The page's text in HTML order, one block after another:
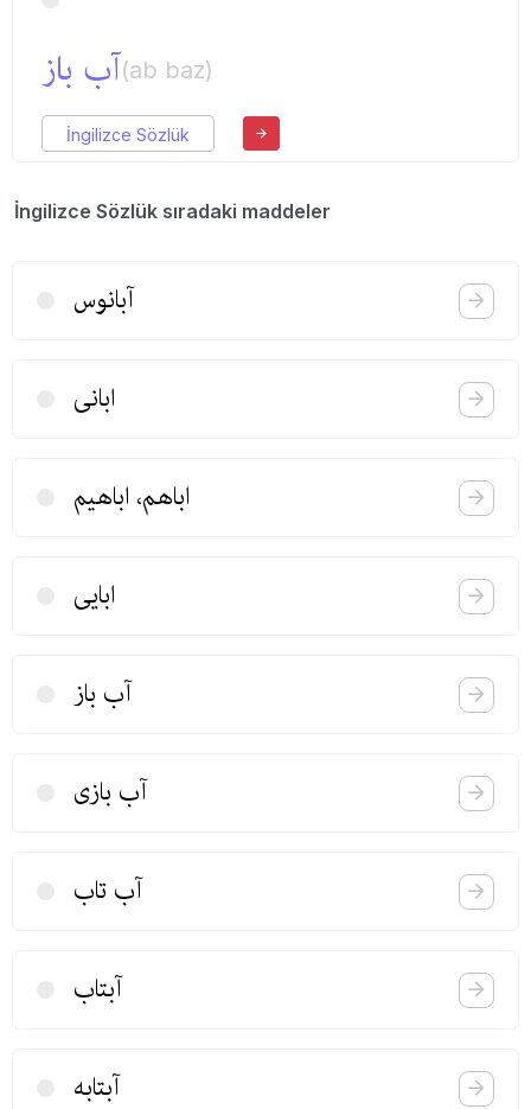
آب باز(ab baz)
İngilizce Sözlük
İngilizce Sözlük sıradaki maddeler
آبانوس
ابانی
اباهم، اباهیم
ابایی
آب باز
آب بازی
آب تاب
آبتاب
آبتابه